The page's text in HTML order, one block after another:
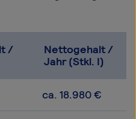
/
Nettogehalt /
Jahr (Stkl. I)
ca. 18.980 €